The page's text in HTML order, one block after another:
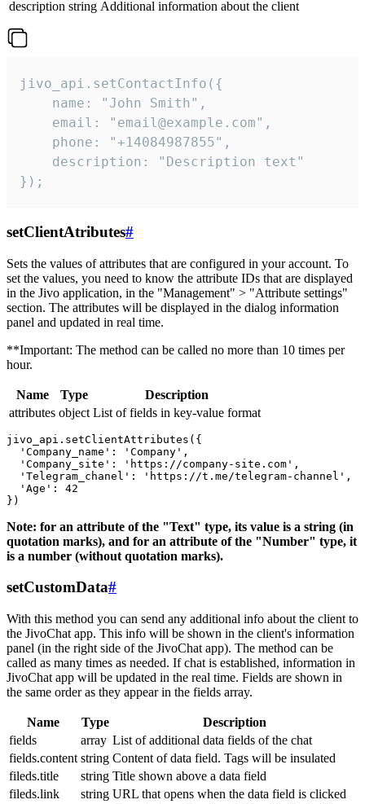
description string Additional information about the client
jivo_api.setContactInfo({
    name: "John Smith",
    email: "email@example.com",
    phone: "+14084987855",
    description: "Description text"
});
setClientAtributes#
Sets the values ​​of attributes that are configured in your account. To
set the values, you need to know the attribute IDs that are displayed
in the Jivo application, in the "Management" > "Attribute settings"
section. The attributes will be displayed in the dialog information
panel and updated in real time.
**Important: The method can be called no more than 10 times per
hour.
Name Type
Description
attributes object List of fields in key-value format
jivo_api.setClientAttributes({
  'Company_name': 'Company',
  'Company_site': 'https://company-site.com',
  'Telegram_chanel': 'https://t.me/telegram-channel',
  'Age': 42
Note: for an attribute of the "Text" type, its value is a string (in
quotation marks), and for an attribute of the "Number" type, it
is a number (without quotation marks).
setCustomData#
With this method you can send any additional info about the client to
the JivoChat app. This info will be shown in the client's information
panel (in the right side of the JivoChat app). The method can be
called as many times as needed. If chat is established, information in
JivoChat app will be updated in the real time. Fields are shown in
the same order as they appear in the fields array.
Name Type
Description
fields
array List of additional data fields of the chat
fields.content string Content of data field. Tags will be insulated
fileds.title
string Title shown above a data field
fileds.link
string URL that opens when the data field is clicked